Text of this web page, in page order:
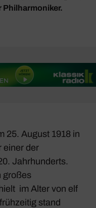
Philharmoniker.
25. August 1918 in
einer der
Jahrhunderts.
großes
im Alter von elf
stand